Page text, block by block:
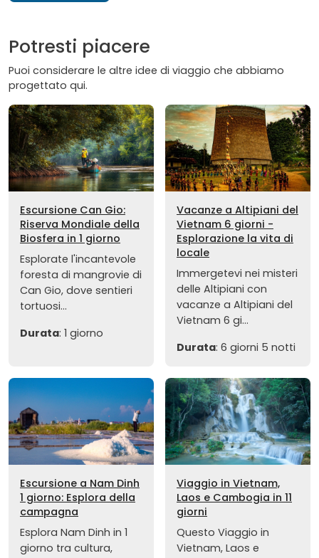
Potresti piacere
Puoi considerare le altre idee di viaggio che abbiamo
progettato qui.
Escursione Can Gio:
Riserva Mondiale della
Biosfera in 1 giorno
Esplorate l'incantevole
foresta di mangrovie di
Can Gio, dove sentieri
tortuosi...
Durata: 1 giorno
Vacanze a Altipiani del
Vietnam 6 giorni -
Esplorazione la vita di
locale
Immergetevi nei misteri
delle Altipiani con
vacanze a Altipiani del
Vietnam 6 gi...
Durata: 6 giorni 5 notti
Escursione a Nam Dinh
1 giorno: Esplora della
campagna
Esplora Nam Dinh in 1
giorno tra cultura,
Viaggio in Vietnam,
Laos e Cambogia in 11
giorni
Questo Viaggio in
Vietnam, Laos e